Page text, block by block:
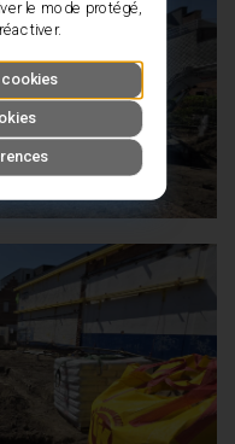
le mode protégé,